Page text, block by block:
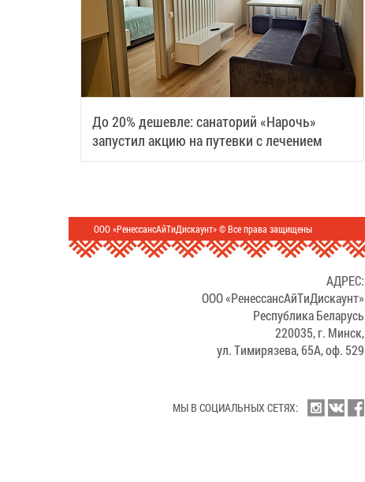
До 20% дешевле: санаторий «Нарочь»
запустил акцию на путевки с лечением
ООО «РенессансАйТиДискаунт» © Все права защищены
АДРЕС:
ООО «РенессансАйТиДискаунт»
Республика Беларусь
220035, г. Минск,
ул. Тимирязева, 65А, оф. 529
МЫ В СОЦИАЛЬНЫХ СЕТЯХ: